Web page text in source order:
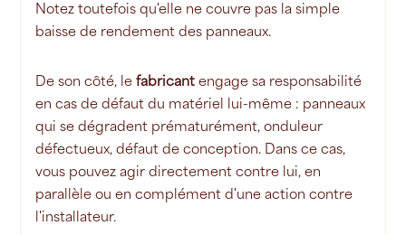
Notez toutefois qu'elle ne couvre pas la simple
baisse de rendement des panneaux.
De son côté, lefabricant engage sa responsabilité
en cas de défaut du matériel lui-même : panneaux
qui se dégradent prématurément, onduleur
défectueux, défaut de conception. Dans ce cas,
vous pouvez agir directement contre lui, en
parallèle ou en complément d'une action contre
l'installateur.